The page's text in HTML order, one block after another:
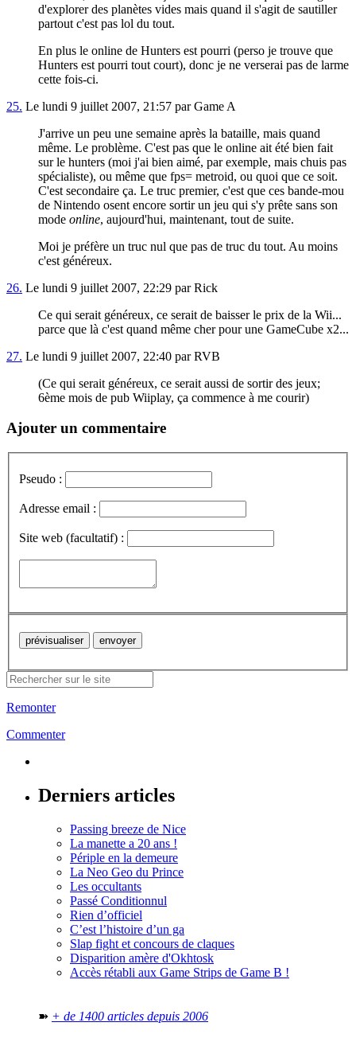
d'explorer des planètes vides mais quand il s'agit de sautiller
partout c'est pas lol du tout.
En plus le online de Hunters est pourri (perso je trouve que
Hunters est pourri tout court), donc je ne verserai pas de larme
cette fois-ci.
25. Le lundi 9 juillet 2007, 21:57 par Game A
J'arrive un peu une semaine après la bataille, mais quand
même. Le problème. C'est pas que le online ait été bien fait
sur le hunters (moi j'ai bien aimé, par exemple, mais chuis pas
spécialiste), ou même que fps= metroid, ou quoi que ce soit.
C'est secondaire ça. Le truc premier, c'est que ces bande-mou
de Nintendo osent encore sortir un jeu qui s'y prête sans son
mode online, aujourd'hui, maintenant, tout de suite.
Moi je préfère un truc nul que pas de truc du tout. Au moins
c'est généreux.
26. Le lundi 9 juillet 2007, 22:29 par Rick
Ce qui serait généreux, ce serait de baisser le prix de la Wii...
parce que là c'est quand même cher pour une GameCube x2...
27. Le lundi 9 juillet 2007, 22:40 par RVB
(Ce qui serait généreux, ce serait aussi de sortir des jeux;
6ème mois de pub Wiiplay, ça commence à me courir)
Ajouter un commentaire
Pseudo :
Adresse email :
Site web (facultatif) :
Remonter
Commenter
Derniers articles
Passing breeze de Nice
La manette a 20 ans !
Périple en la demeure
La Neo Geo du Prince
Les occultants
Passé Conditionnul
Rien d’officiel
C’est l’histoire d’un ga
Slap fight et concours de claques
Disparition amère d'Okhtosk
Accès rétabli aux Game Strips de Game B !
➽ + de 1400 articles depuis 2006